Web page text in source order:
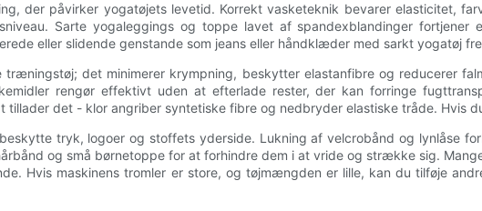
der påvirker yogatøjets levetid. Korrekt vasketeknik bevarer elasticitet,
Sarte yogaleggings og toppe lavet af spandexblandinger fortjener
eller slidende genstande som jeans eller håndklæder med sarkt yogatøj
det minimerer krympning, beskytter elastanfibre og reducerer
rengør effektivt uden at efterlade rester, der kan forringe
tillader det - klor angriber syntetiske fibre og nedbryder elastiske tråde. Hvis
tryk, logoer og stoffets yderside. Lukning af velcrobånd og lynlåse
og små børnetoppe for at forhindre dem i at vride og strække sig.
Hvis maskinens tromler er store, og tøjmængden er lille, kan du tilføje